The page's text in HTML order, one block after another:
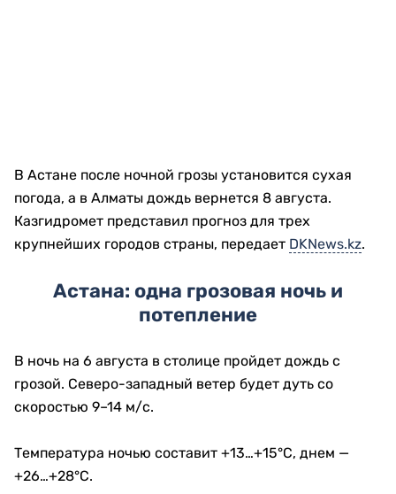
В Астане после ночной грозы установится сухая
погода, а в Алматы дождь вернется 8 августа.
Казгидромет представил прогноз для трех
крупнейших городов страны, передает DKNews.kz.
Астана: одна грозовая ночь и
потепление
В ночь на 6 августа в столице пройдет дождь с
грозой. Северо-западный ветер будет дуть со
скоростью 9–14 м/с.
Температура ночью составит +13…+15°C, днем —
+26…+28°C.